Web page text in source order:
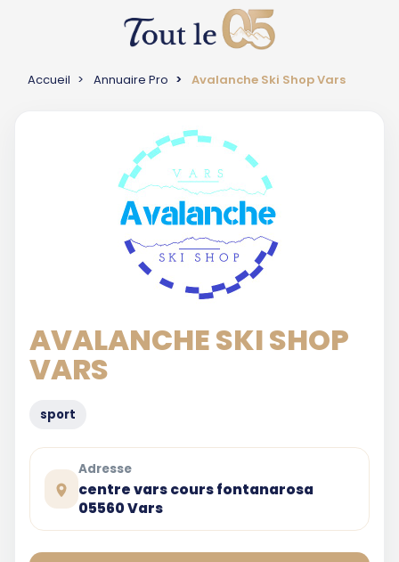
Accueil Annuaire Pro Avalanche Ski Shop Vars
AVALANCHE SKI SHOP
VARS
sport
Adresse
centre vars cours fontanarosa
05560 Vars